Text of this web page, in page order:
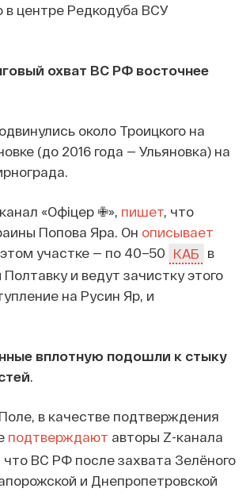
центре Редкодуба ВСУ
охват ВС РФ восточнее
около Троицкого на
(до 2016 года — Ульяновка) на
«Офіцер ✙», пишет, что
Попова Яра. Он описывает
участке — по 40–50 КАБ в
и ведут зачистку этого
на Русин Яр, и
вплотную подошли к стыку
.
в качестве подтверждения
подтверждают авторы Z-канала
что ВС РФ после захвата Зелёного
и Днепропетровской